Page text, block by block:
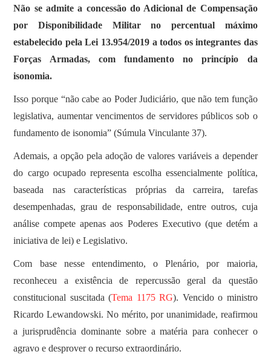
Não se admite a concessão do Adicional de Compensação
por Disponibilidade Militar no percentual máximo
estabelecido pela Lei 13.954/2019 a todos os integrantes das
Forças Armadas, com fundamento no princípio da
isonomia.
Isso porque “não cabe ao Poder Judiciário, que não tem função
legislativa, aumentar vencimentos de servidores públicos sob o
fundamento de isonomia” (Súmula Vinculante 37).
Ademais, a opção pela adoção de valores variáveis a depender
do cargo ocupado representa escolha essencialmente política,
baseada nas características próprias da carreira, tarefas
desempenhadas, grau de responsabilidade, entre outros, cuja
análise compete apenas aos Poderes Executivo (que detém a
iniciativa de lei) e Legislativo.
Com base nesse entendimento, o Plenário, por maioria,
reconheceu a existência de repercussão geral da questão
constitucional suscitada (Tema 1175 RG). Vencido o ministro
Ricardo Lewandowski. No mérito, por unanimidade, reafirmou
a jurisprudência dominante sobre a matéria para conhecer o
agravo e desprover o recurso extraordinário.